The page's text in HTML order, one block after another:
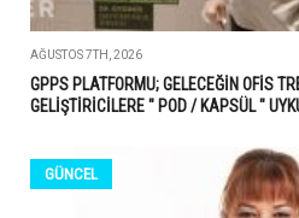
AĞUSTOS 7TH, 2026
GPPS PLATFORMU; GELECEĞİN OFİS
GELİŞTİRİCİLERE " POD / KAPSÜL "
GÜNCEL